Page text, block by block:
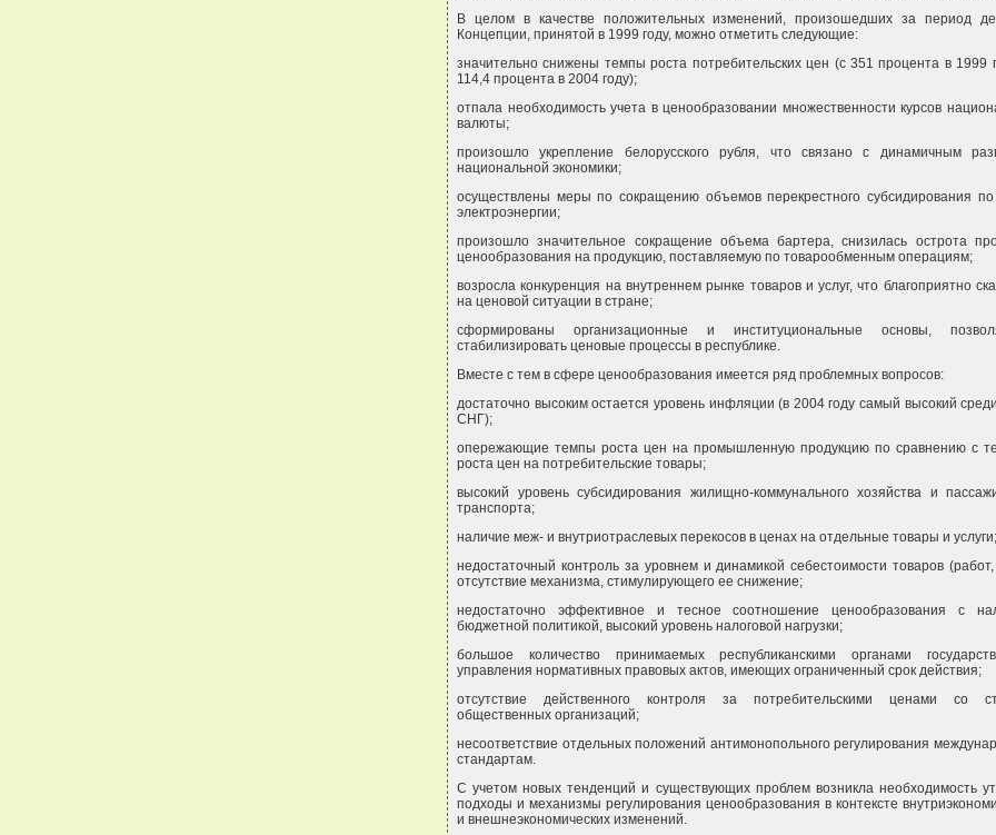
В целом в качестве положительных изменений, произошедших за период
Концепции, принятой в 1999 году, можно отметить следующие:
значительно снижены темпы роста потребительских цен (с 351 процента в 1999
114,4 процента в 2004 году);
отпала необходимость учета в ценообразовании множественности курсов
валюты;
произошло укрепление белорусского рубля, что связано с динамичным
национальной экономики;
осуществлены меры по сокращению объемов перекрестного субсидирования по
электроэнергии;
произошло значительное сокращение объема бартера, снизилась острота
ценообразования на продукцию, поставляемую по товарообменным операциям;
возросла конкуренция на внутреннем рынке товаров и услуг, что благоприятно
на ценовой ситуации в стране;
сформированы организационные и институциональные основы,
стабилизировать ценовые процессы в республике.
Вместе с тем в сфере ценообразования имеется ряд проблемных вопросов:
достаточно высоким остается уровень инфляции (в 2004 году самый высокий
СНГ);
опережающие темпы роста цен на промышленную продукцию по сравнению с
роста цен на потребительские товары;
высокий уровень субсидирования жилищно-коммунального хозяйства и
транспорта;
наличие меж- и внутриотраслевых перекосов в ценах на отдельные товары и услуги;
недостаточный контроль за уровнем и динамикой себестоимости товаров (работ,
отсутствие механизма, стимулирующего ее снижение;
недостаточно эффективное и тесное соотношение ценообразования с
бюджетной политикой, высокий уровень налоговой нагрузки;
большое количество принимаемых республиканскими органами
управления нормативных правовых актов, имеющих ограниченный срок действия;
отсутствие действенного контроля за потребительскими ценами со
общественных организаций;
несоответствие отдельных положений антимонопольного регулирования
стандартам.
С учетом новых тенденций и существующих проблем возникла необходимость
подходы и механизмы регулирования ценообразования в контексте
и внешнеэкономических изменений.